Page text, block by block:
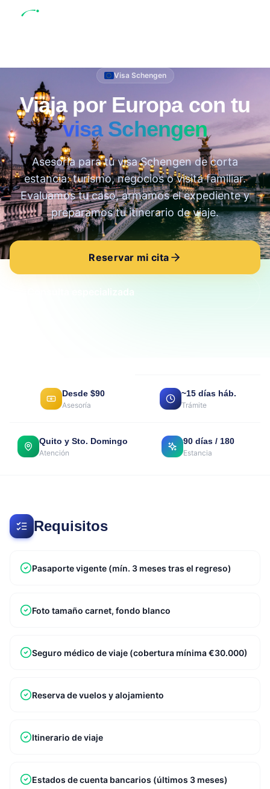
Visa Schengen
Viaja por Europa con tu
visa Schengen
Asesoría para tu visa Schengen de corta
estancia: turismo, negocios o visita familiar.
Evaluamos tu caso, armamos el expediente y
preparamos tu itinerario de viaje.
Reservar mi cita
Consulta especializada
Desde $90
Asesoría
~15 días háb.
Trámite
Quito y Sto. Domingo
Atención
90 días / 180
Estancia
Requisitos
Pasaporte vigente (mín. 3 meses tras el regreso)
Foto tamaño carnet, fondo blanco
Seguro médico de viaje (cobertura mínima €30.000)
Reserva de vuelos y alojamiento
Itinerario de viaje
Estados de cuenta bancarios (últimos 3 meses)